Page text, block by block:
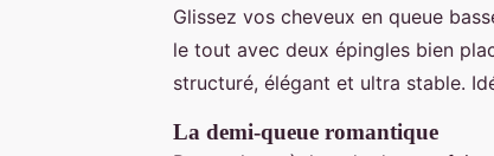
Glissez vos cheveux en queue
le tout avec deux épingles bien
structuré, élégant et ultra stable.
La demi-queue romantique